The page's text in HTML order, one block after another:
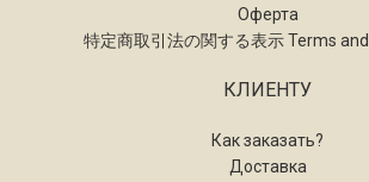
Оферта
特定商取引法の関する表示 Terms
КЛИЕНТУ
Как заказать?
Доставка